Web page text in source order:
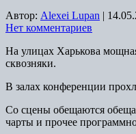
Автор: Alexei Lupan |
Нет комментариев
На улицах Харькова
сквозняки.
В залах конференции
Со сцены обещаются
чарты и прочее